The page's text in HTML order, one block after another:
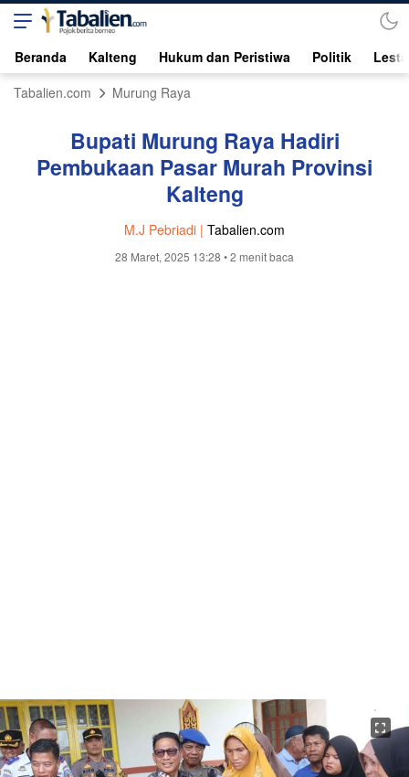
Beranda Kalteng Hukum dan Peristiwa Politik
Tabalien.com
Murung Raya
Bupati Murung Raya Hadiri
Pembukaan Pasar Murah Provinsi
Kalteng
M.J Pebriadi | Tabalien.com
28 Maret, 2025 13:28 • 2 menit baca